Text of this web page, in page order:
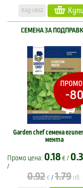
Код:v862 Купи
-80
СЕМЕНА ЗА
Garden chef семена
мента
Промо цена: 0.18 € /
/
0.92 € / 1.79 лв.